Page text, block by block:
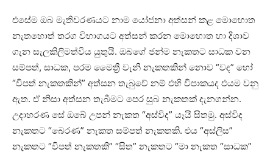
එසේම ඔබ මැතිවරණයට නාම යෝජනා අත්සන් කළ මොහොත
නැතහොත් තරග විභාගයට අත්සන් කරන මොහොත හා දිශාව
ගැන සැලකිලිමත්විය යුතුයි. ඔබගේ ජන්ම නැකතට සාධක වන
සම්පත්, සාධක, පරම මෛත්‍රී වැනි නැකතකින් නොව “වද” හෝ
“විපත් නැකතකින්” අත්සන තැබුවේ නම් එහි විපාකයද එයම වනු
ඇත. ඒ නිසා අත්සන තැබීමට පෙර සුබ නැකතක්‌ දැනගන්න.
උදාහරණ සේ ඔබේ උපන් නැකත “අස්‌විද” යෑයි සිතමු. අස්‌විද
නැකතට “බෙරණ” නැකත සම්පත් නැකතකි. එය “අස්‌ලිස”
නැකතට “විපත් නැකතකි” “සිත” නැකතට “මා නැකත “සාධක”